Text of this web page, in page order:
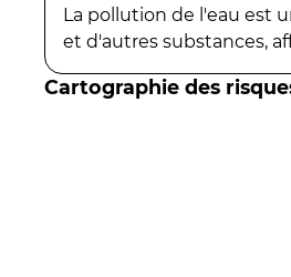
La pollution de l'eau est
et d'autres substances,
Cartographie des